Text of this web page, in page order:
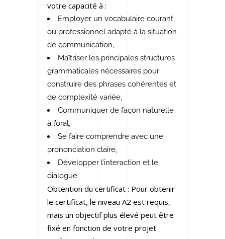
votre capacité à :
Employer un vocabulaire courant
ou professionnel adapté à la situation
de communication,
Maîtriser les principales structures
grammaticales nécessaires pour
construire des phrases cohérentes et
de complexité variée,
Communiquer de façon naturelle
à l’oral,
Se faire comprendre avec une
prononciation claire,
Développer l’interaction et le
dialogue.
Obtention du certificat : Pour obtenir
le certificat, le niveau A2 est requis,
mais un objectif plus élevé peut être
fixé en fonction de votre projet